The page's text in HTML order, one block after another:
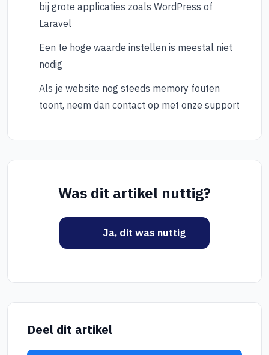
bij grote applicaties zoals WordPress of
Laravel
Een te hoge waarde instellen is meestal niet
nodig
Als je website nog steeds memory fouten
toont, neem dan contact op met onze support
Was dit artikel nuttig?
Ja, dit was nuttig
Deel dit artikel